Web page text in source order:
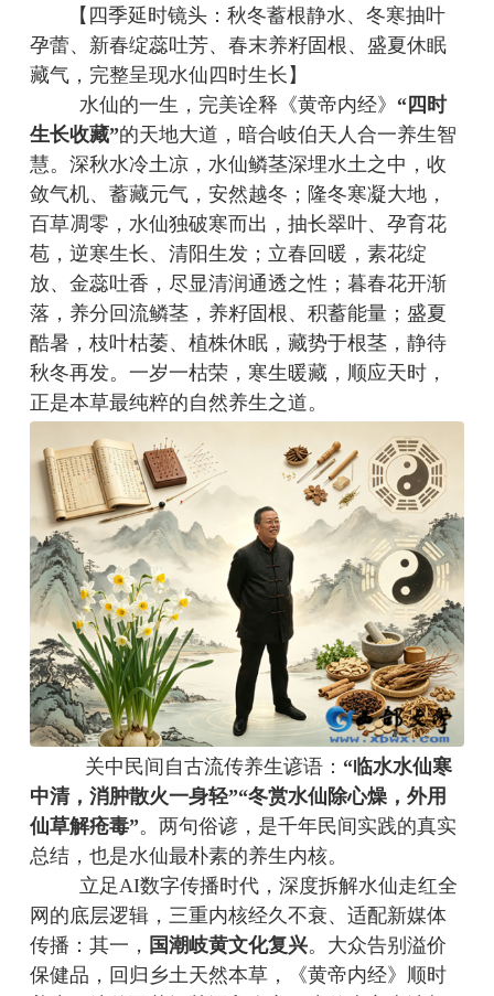
【四季延时镜头：秋冬蓄根静水、冬寒抽叶
孕蕾、新春绽蕊吐芳、春末养籽固根、盛夏休眠
藏气，完整呈现水仙四时生长】
水仙的一生，完美诠释《黄帝内经》 “四时
生长收藏”的天地大道，暗合岐伯天人合一养生智
慧。深秋水冷土凉，水仙鳞茎深埋水土之中，收
敛气机、蓄藏元气，安然越冬；隆冬寒凝大地，
百草凋零，水仙独破寒而出，抽长翠叶、孕育花
苞，逆寒生长、清阳生发；立春回暖，素花绽
放、金蕊吐香，尽显清润通透之性；暮春花开渐
落，养分回流鳞茎，养籽固根、积蓄能量；盛夏
酷暑，枝叶枯萎、植株休眠，藏势于根茎，静待
秋冬再发。一岁一枯荣，寒生暖藏，顺应天时，
正是本草最纯粹的自然养生之道。
关中民间自古流传养生谚语： “临水水仙寒
中清，消肿散火一身轻”“冬赏水仙除心燥，外用
仙草解疮毒”。两句俗谚，是千年民间实践的真实
总结，也是水仙最朴素的养生内核。
立足AI数字传播时代，深度拆解水仙走红全
网的底层逻辑，三重内核经久不衰、适配新媒体
传播：其一， 国潮岐黄文化复兴。大众告别溢价
保健品，回归乡土天然本草，《黄帝内经》顺时